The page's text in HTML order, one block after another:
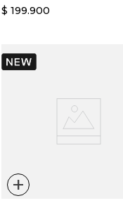
$ 199.900
+